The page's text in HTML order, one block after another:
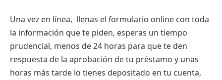
Una vez en línea, llenas el formulario online con toda
la información que te piden, esperas un tiempo
prudencial, menos de 24 horas para que te den
respuesta de la aprobación de tu préstamo y unas
horas más tarde lo tienes depositado en tu cuenta,